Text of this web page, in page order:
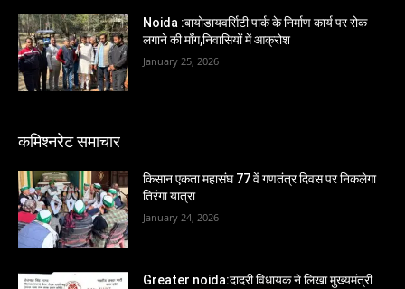
Noida :बायोडायवर्सिटी पार्क के निर्माण कार्य पर रोक
लगाने की माँग,निवासियों में आक्रोश
January 25, 2026
कमिश्नरेट समाचार
किसान एकता महासंघ 77 वें गणतंत्र दिवस पर निकलेगा
तिरंगा यात्रा
January 24, 2026
Greater noida:दादरी विधायक ने लिखा मुख्यमंत्री